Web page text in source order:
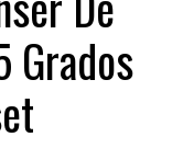
Grados